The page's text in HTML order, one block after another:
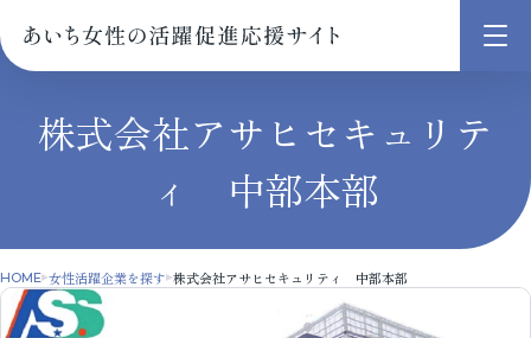
メ
く
株式会社アサヒセキュリテ
ィ 中部本部
HOME 女性活躍企業を探す 株式会社アサヒセキュリティ 中部本部